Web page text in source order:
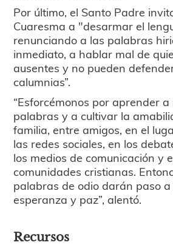
Por último, el Santo Padre
Cuaresma a "desarmar el
renunciando a las palabras
inmediato, a hablar mal de
ausentes y no pueden
calumnias”.
“Esforcémonos por aprender
palabras y a cultivar la
familia, entre amigos, en el
las redes sociales, en los
los medios de comunicación y
comunidades cristianas.
palabras de odio darán paso
esperanza y paz”, alentó.
Recursos